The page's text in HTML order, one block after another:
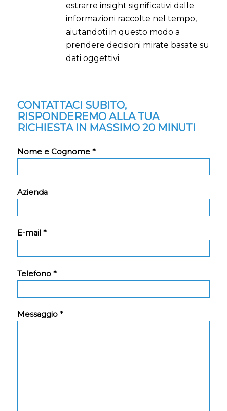
estrarre insight significativi dalle
informazioni raccolte nel tempo,
aiutandoti in questo modo a
prendere decisioni mirate basate su
dati oggettivi.
CONTATTACI SUBITO,
RISPONDEREMO ALLA TUA
RICHIESTA IN MASSIMO 20 MINUTI
Nome e Cognome *
Azienda
E-mail *
Telefono *
Messaggio *